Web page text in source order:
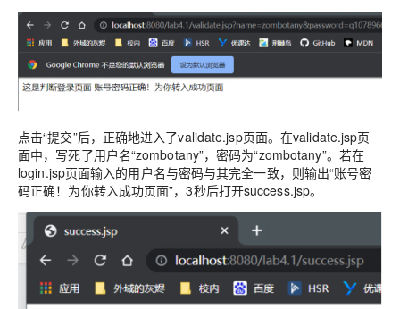
点击“提交”后，正确地进入了validate.jsp页面。在validate.jsp页
面中，写死了用户名“zombotany”，密码为“zombotany”。若在
login.jsp页面输入的用户名与密码与其完全一致，则输出“账号密
码正确！为你转入成功页面”，3秒后打开success.jsp。